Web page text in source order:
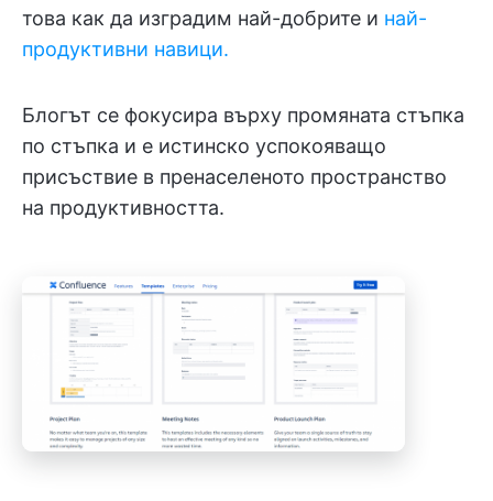
това как да изградим най-добрите и най-
продуктивни навици.
Блогът се фокусира върху промяната стъпка
по стъпка и е истинско успокояващо
присъствие в пренаселеното пространство
на продуктивността.